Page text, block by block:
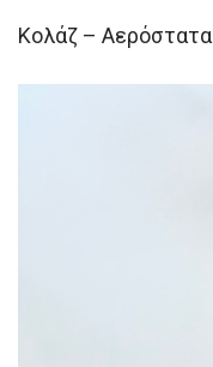
Κολάζ – Αερόστατα